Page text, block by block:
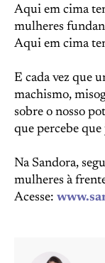
Aqui em cima
mulheres
Aqui em cima
E cada vez que
machismo,
sobre o nosso
que percebe que
Na Sandora,
mulheres à
Acesse: